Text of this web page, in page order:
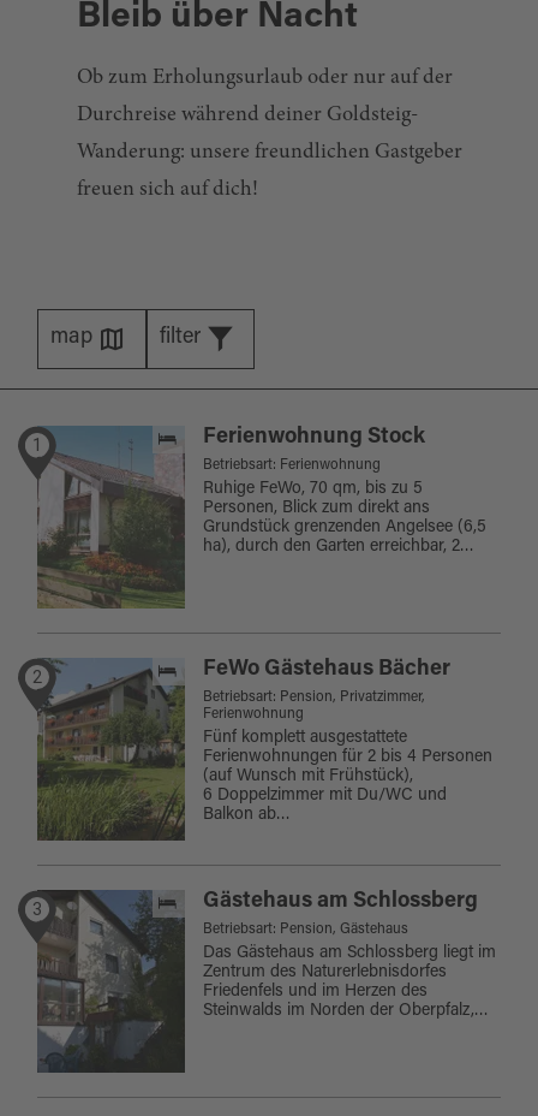
Bleib über Nacht
Ob zum Erholungsurlaub oder nur auf der
Durchreise während deiner Goldsteig-
Wanderung: unsere freundlichen Gastgeber
freuen sich auf dich!
map filter
1 Ferienwohnung Stock
Ruhige FeWo, 70 qm, bis zu 5
Personen, Blick zum direkt ans
Grundstück grenzenden Angelsee (6,5
ha), durch den Garten erreichbar, 2…
Betriebsart: Ferienwohnung
2 FeWo Gästehaus Bächer
Fünf komplett ausgestattete
Ferienwohnungen für 2 bis 4 Personen
(auf Wunsch mit Frühstück),
6 Doppelzimmer mit Du/WC und
Balkon ab…
Betriebsart: Pension, Privatzimmer,
Ferienwohnung
3 Gästehaus am Schlossberg
Das Gästehaus am Schlossberg liegt im
Zentrum des Naturerlebnisdorfes
Friedenfels und im Herzen des
Steinwalds im Norden der Oberpfalz,…
Betriebsart: Pension, Gästehaus